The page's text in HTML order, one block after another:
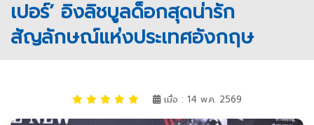
เปอร์’ อิงลิชบูลด็อกสุดน่ารัก
สัญลักษณ์แห่งประเทศอังกฤษ
เมื่อ : 14 พ.ค. 2569